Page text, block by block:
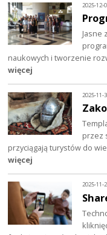
2025-12-
Jasne
naukowych i tworzenie
więcej
2025-11-
przez
przyciągają turystów do
więcej
2025-11-